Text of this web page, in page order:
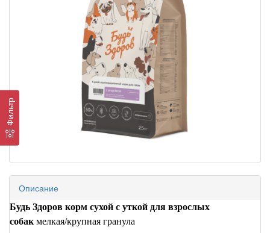
Фильтр
Описание
Будь Здоров корм сухой с уткой для взрослых
собак мелкая/крупная гранула